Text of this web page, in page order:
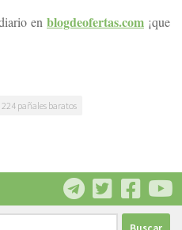
en blogdeofertas.com ¡que
pañales baratos